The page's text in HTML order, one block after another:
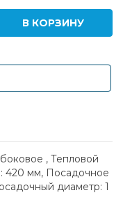
В КОРЗИНУ
, Тепловой
420 мм, Посадочное
диаметр: 1